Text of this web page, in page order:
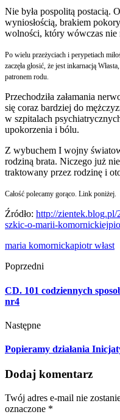
Nie była pospolitą postacią.
wyniosłością, brakiem
wolności, który wówczas nie
Po wielu przeżyciach i perypetiach
zaczęła głosić, że jest inkarnacją
patronem rodu.
Przechodziła załamania
się coraz bardziej do
w szpitalach
upokorzenia i bólu.
Z wybuchem I wojny
rodziną brata. Niczego już
traktowany przez rodzinę i
Całość polecamy gorąco. Link poniżej.
Źródło: http://zientek.blog.pl/
szkic-o-marii-
maria komornickapiotr włast
Poprzedni
CD. 101 codziennych
nr4
Następne
Popieramy działania
Dodaj komentarz
Twój adres e-mail nie
oznaczone *